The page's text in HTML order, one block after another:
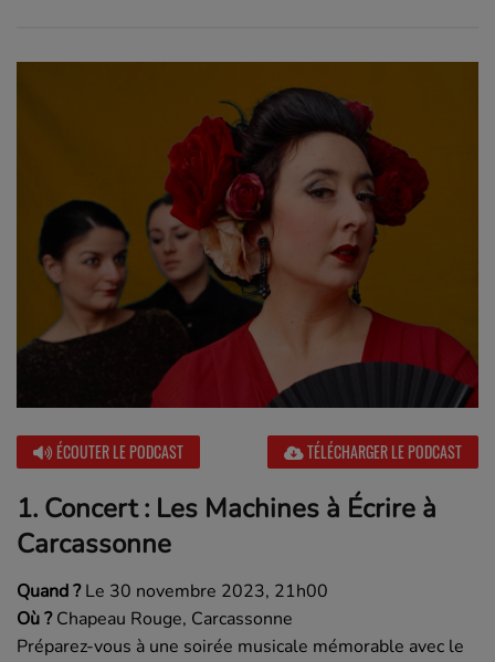
ÉCOUTER LE PODCAST TÉLÉCHARGER LE PODCAST
1. Concert : Les Machines à Écrire à
Carcassonne
Quand ?Le 30 novembre 2023, 21h00
Où ?Chapeau Rouge, Carcassonne
Préparez-vous à une soirée musicale mémorable avec le